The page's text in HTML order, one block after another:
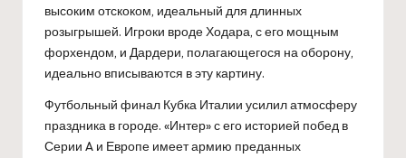
высоким отскоком, идеальный для длинных
розыгрышей. Игроки вроде Ходара, с его мощным
форхендом, и Дардери, полагающегося на оборону,
идеально вписываются в эту картину.
Футбольный финал Кубка Италии усилил атмосферу
праздника в городе. «Интер» с его историей побед в
Серии A и Европе имеет армию преданных